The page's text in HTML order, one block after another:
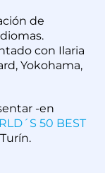
de
con Ilaria
Yokohama,
-en
50 BEST